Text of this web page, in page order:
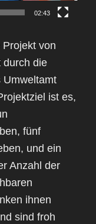
02:43
von
durch die
Umweltamt
ist es,
fünf
und ein
Anzahl der
ihnen
sind froh